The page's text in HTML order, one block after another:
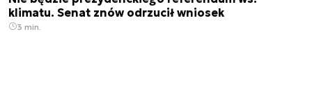
klimatu. Senat znów odrzucił wniosek
3 min.